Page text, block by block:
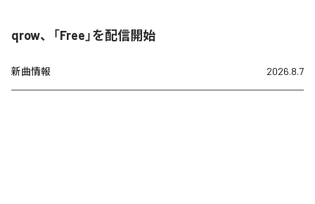
qrow、「Free」を配信開始
新曲情報 2026.8.7